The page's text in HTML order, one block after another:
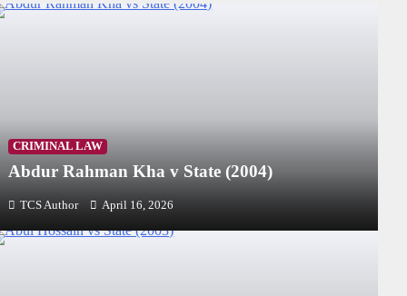
CRIMINAL LAW
Abdur Rahman Kha v State (2004)
TCS Author April 16, 2026